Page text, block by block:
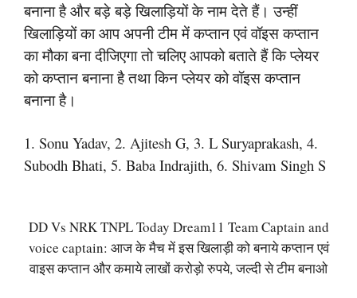
बनाना है और बड़े बड़े खिलाड़ियों के नाम देते हैं। उन्हीं
खिलाड़ियों का आप अपनी टीम में कप्तान एवं वॉइस कप्तान
का मौका बना दीजिएगा तो चलिए आपको बताते हैं कि प्लेयर
को कप्तान बनाना है तथा किन प्लेयर को वॉइस कप्तान
बनाना है।
1. Sonu Yadav, 2. Ajitesh G, 3. L Suryaprakash, 4.
Subodh Bhati, 5. Baba Indrajith, 6. Shivam Singh S
DD Vs NRK TNPL Today Dream11 Team Captain and
voice captain: आज के मैच में इस खिलाड़ी को बनाये कप्तान एवं
वाइस कप्तान और कमाये लाखों करोड़ो रुपये, जल्दी से टीम बनाओ